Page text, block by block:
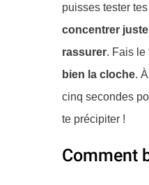
puisses tester
concentrer
rassurer. Fais le
bien la cloche.
cinq secondes
te précipiter !
Comment